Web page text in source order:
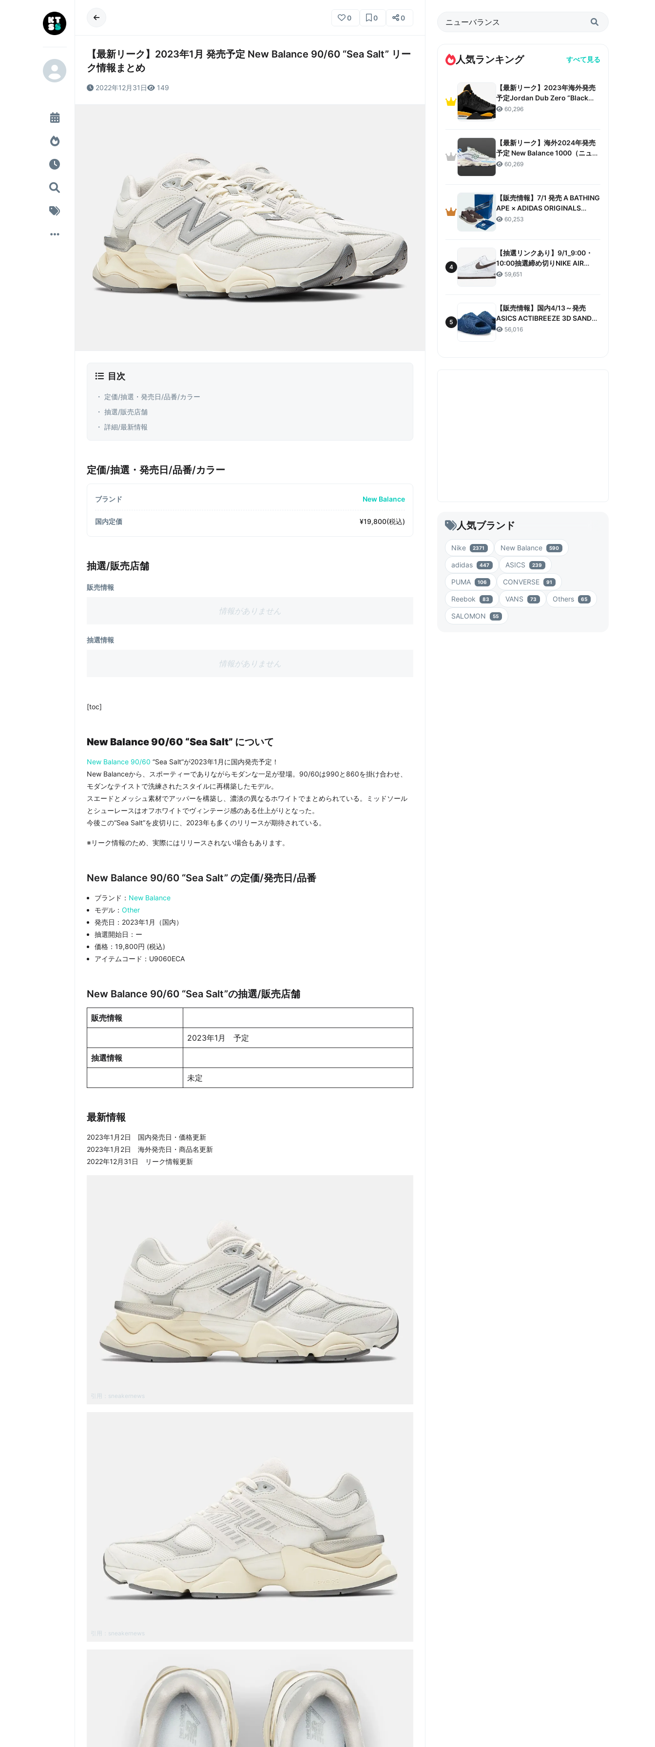
0 0 0
【最新リーク】2023年1月 発売予定 New Balance 90/60 “Sea Salt” リー
ク情報まとめ
2022年12月31日 149
目次
・ 定価/抽選・発売日/品番/カラー
・ 抽選/販売店舗
・ 詳細/最新情報
定価/抽選・発売日/品番/カラー
ブランド New Balance
国内定価 ¥19,800(税込)
抽選/販売店舗
販売情報
情報がありません
抽選情報
情報がありません
[toc]
New Balance 90/60 “Sea Salt” について
New Balance 90/60 “Sea Salt”が2023年1月に国内発売予定！
New Balanceから、スポーティーでありながらモダンな一足が登場。90/60は990と860を掛け合わせ、
モダンなテイストで洗練されたスタイルに再構築したモデル。
スエードとメッシュ素材でアッパーを構築し、濃淡の異なるホワイトでまとめられている。ミッドソール
とシューレースはオフホワイトでヴィンテージ感のある仕上がりとなった。
今後この“Sea Salt”を皮切りに、2023年も多くのリリースが期待されている。
※リーク情報のため、実際にはリリースされない場合もあります。
New Balance 90/60 “Sea Salt” の定価/発売日/品番
ブランド： New Balance
モデル： Other
発売日：2023年1月（国内）
抽選開始日：ー
価格：19,800円 (税込)
アイテムコード：U9060ECA
New Balance 90/60 “Sea Salt”の抽選/販売店舗
販売情報
2023年1月 予定
抽選情報
未定
最新情報
2023年1月2日 国内発売日・価格更新
2023年1月2日 海外発売日・商品名更新
2022年12月31日 リーク情報更新
引用： sneakernews
引用： sneakernews
人気ランキング すべて見る
【最新リーク】2023年海外発売
予定Jordan Dub Zero “Black
Taxi”リーク情報まとめ
60,296
【最新リーク】海外2024年発売
予定 New Balance 1000（ニュー
バランス 1000）リーク情報まと
60,269
【販売情報】7/1 発売 A BATHING
APE × ADIDAS ORIGINALS
CAMPUS 80S “30TH
60,253
4
【抽選リンクあり】9/1_9:00・
10:00抽選締め切りNIKE AIR
FORCE 1 LOW RETRO COLOR
59,651
5
【販売情報】国内4/13～発売
ASICS ACTIBREEZE 3D SANDAL
“MAKO BLUE” 販売/定価/店舗ま
56,016
人気ブランド
Nike 2371 New Balance 590
adidas 447 ASICS 239
PUMA 106 CONVERSE 91
Reebok 83 VANS 73 Others 65
SALOMON 55